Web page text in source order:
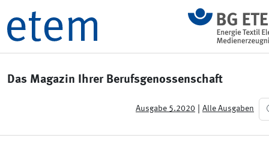
Das Magazin Ihrer Berufsgenossenschaft
Ausgabe 5.2020 Alle Ausgaben